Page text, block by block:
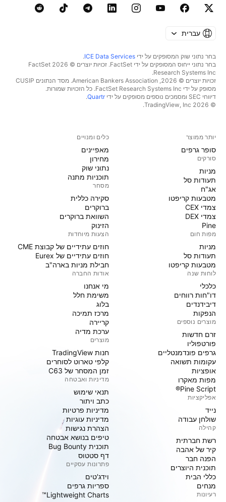
עברית
בחר נתוני שוק המסופקים על ידי ICE Data Services
.
בחר נתוני ייחוס המסופקים על ידי FactSet. זכויות יוצרים © 2026 ‏FactSet
Research Systems Inc.‏
זכויות יוצרים © 2026, ‏American Bankers Association. מסד הנתונים CUSIP
מסופק על ידי FactSet Research Systems Inc. כל הזכויות שמורות.
דיווחי SEC ומסמכים נוספים מסופקים על ידי
Quartr
.
© 2026 ‏TradingView, Inc.‏
יותר ממוצר
סופר גרפים
סורקים
מניות‏
תעודות סל
אג"ח
מטבעות קריפטו
צמדי CEX
צמדי DEX
Pine
מפות חום
מניות‏
תעודות סל
מטבעות קריפטו
לוחות שנה
כלכלי
דו"חות רווחים
דיבידנדים
הנפקות
מוצרים נוספים
זרם חדשות
פורטפוליו
גרפים פונדמנטליים
עקומות תשואה
אופציות
מפות מאקרו
Pine Script®
אפליקציות
נייד
שולחן עבודה
קהילה
רשת חברתית
קיר של אהבה
הפנה חבר
תוכנית היוצרים
כללי הבית
מנחים
רעיונות
כלים ומנויים
מאפיינים
מחירון
נתוני שוק
תוכניות מתנה
מסחר
סקירה כללית
ברוקרים
השוואת ברוקרים
הזינוק
הצעות מיוחדות
חוזים עתידיים של קבוצת CME
חוזים עתידיים של Eurex
חבילת מניות בארה"ב
אודות החברה
מי אנחנו
משימת חלל
בלוג
מרכז תמיכה
קריירה
ערכת מדיה
מוצרים
חנות TradingView
קלפי טארוט לסוחרים
זמן המסחר של C63
מדיניות ואבטחה
תנאי שימוש
כתב ויתור
מדיניות פרטיות
מדיניות עוגיות
הצהרת נגישות
טיפים בנושא אבטחה
תוכנית Bug Bounty
דף סטטוס
פתרונות עסקיים
וידג'טים
ספריות גרפים
Lightweight Charts™